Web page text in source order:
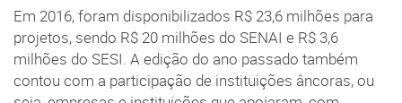
Em 2016, foram disponibilizados R$ 23,6 milhões para
projetos, sendo R$ 20 milhões do SENAI e R$ 3,6
milhões do SESI. A edição do ano passado também
contou com a participação de instituições âncoras, ou